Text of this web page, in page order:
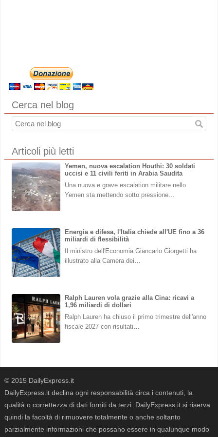
Cerca nel blog
Articoli più letti
Yemen, nuova escalation Houthi: 30 soldati
uccisi e 11 civili feriti in Arabia Saudita
Una nuova e grave escalation militare nello
Yemen sta mettendo sotto pressione…
Energia e difesa, l'Italia chiede all'UE fino a 36
miliardi di flessibilità
Il ministro dell'Economia Giancarlo Giorgetti ha
illustrato alla Camera dei…
Ralph Lauren vola grazie alla Cina: ricavi a
1,96 miliardi di dollari
Ralph Lauren ha chiuso il primo trimestre dell'anno
fiscale 2027 con risultati…
© 2015 DailyExpress.it
DailyExpress.it declina ogni responsabilità circa i contenuti, la
qualità o correttezza di dati forniti da terzi. DailyExpress.it si riserva
quindi la facoltà di rimuovere totalmente o anche soltanto
parzialmente informazioni che possano essere in qualunque modo